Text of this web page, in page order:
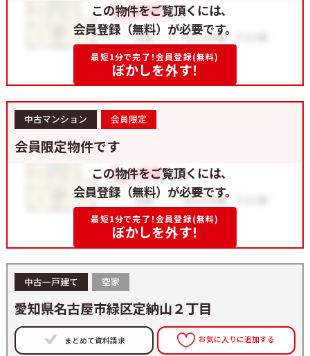
この物件をご覧頂くには、
会員登録（無料）が必要です。
最短1分で完了！会員登録(無料)
ぼかしを外す！
中古マンション 会員限定
会員限定物件です
この物件をご覧頂くには、
会員登録（無料）が必要です。
最短1分で完了！会員登録(無料)
ぼかしを外す！
中古一戸建て 空家
愛知県名古屋市緑区定納山２丁目
まとめて資料請求 お気に入りに追加する